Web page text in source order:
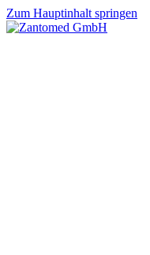
Zum Hauptinhalt springen